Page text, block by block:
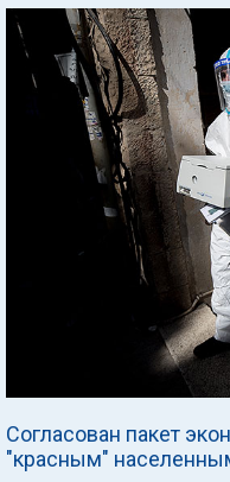
Согласован пакет
"красным"